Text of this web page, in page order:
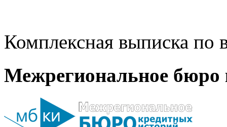
Комплексная выписка
Межрегиональное бюро